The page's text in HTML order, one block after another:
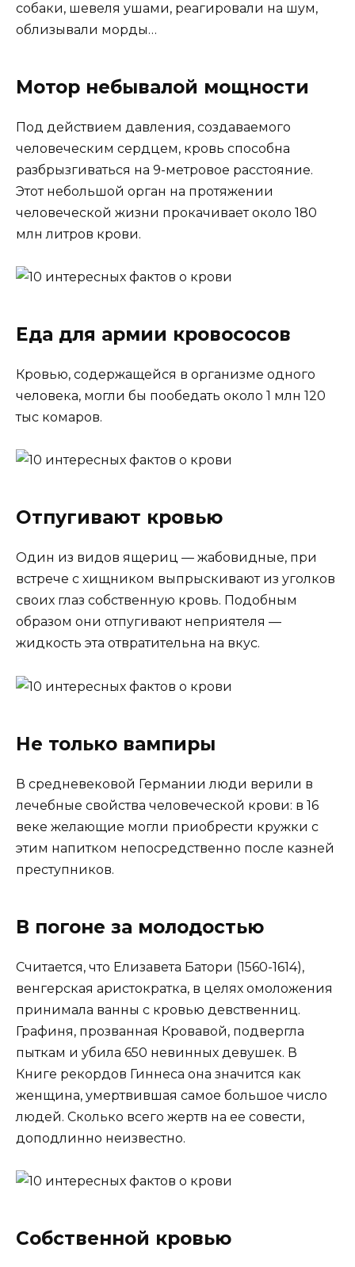
собаки, шевеля ушами, реагировали на шум,
облизывали морды…
Мотор небывалой мощности
Под действием давления, создаваемого
человеческим сердцем, кровь способна
разбрызгиваться на 9-метровое расстояние.
Этот небольшой орган на протяжении
человеческой жизни прокачивает около 180
млн литров крови.
Еда для армии кровососов
Кровью, содержащейся в организме одного
человека, могли бы пообедать около 1 млн 120
тыс комаров.
Отпугивают кровью
Один из видов ящериц — жабовидные, при
встрече с хищником выпрыскивают из уголков
своих глаз собственную кровь. Подобным
образом они отпугивают неприятеля —
жидкость эта отвратительна на вкус.
Не только вампиры
В средневековой Германии люди верили в
лечебные свойства человеческой крови: в 16
веке желающие могли приобрести кружки с
этим напитком непосредственно после казней
преступников.
В погоне за молодостью
Считается, что Елизавета Батори (1560-1614),
венгерская аристократка, в целях омоложения
принимала ванны с кровью девственниц.
Графиня, прозванная Кровавой, подвергла
пыткам и убила 650 невинных девушек. В
Книге рекордов Гиннеса она значится как
женщина, умертвившая самое большое число
людей. Сколько всего жертв на ее совести,
доподлинно неизвестно.
Собственной кровью